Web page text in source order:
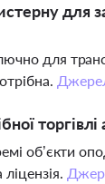
для
для
об’єкти